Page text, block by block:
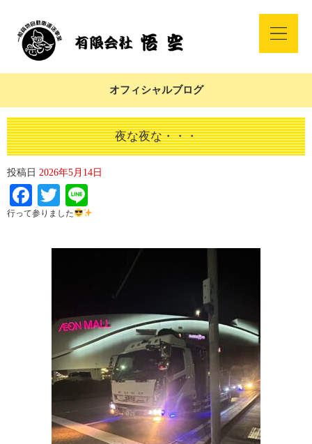
オフィシャルブログ
夜な夜な・・・
投稿日 2026年5月14日
Facebook
Twitter
行って参りました